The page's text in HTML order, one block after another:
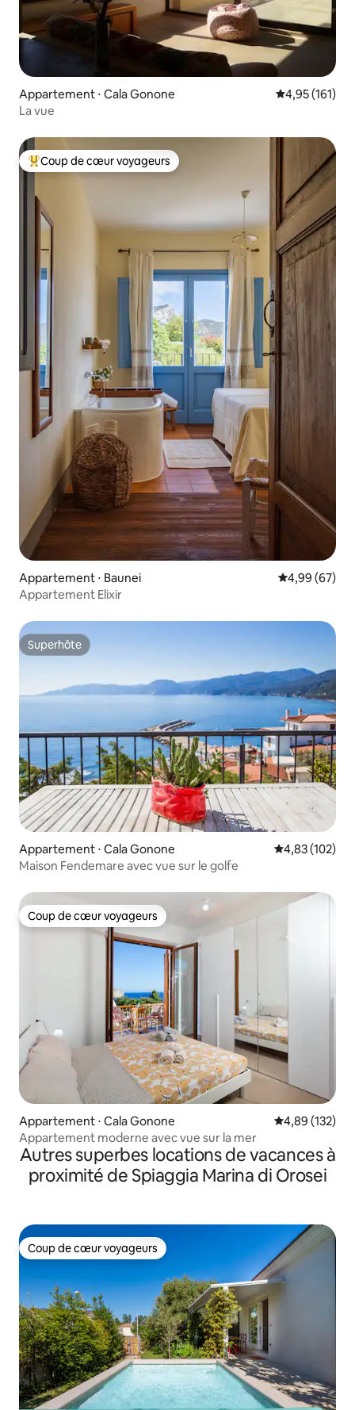
Appartement ⋅ Cala Gonone Évaluation
4,95 (161)
La vue
Coups de cœur voyageurs les plus appréciés
Coup de cœur voyageurs
Appartement ⋅ Baunei Évaluation
4,99 (67)
Appartement Elixir
Superhôte
Superhôte
Appartement ⋅ Cala Gonone Évaluation
4,83 (102)
Maison Fendemare avec vue sur le golfe
Coup de cœur voyageurs
Coup de cœur voyageurs
Appartement ⋅ Cala Gonone Évaluation
4,89 (132)
Appartement moderne avec vue sur la mer
Autres superbes locations de vacances à
proximité de Spiaggia Marina di Orosei
Coup de cœur voyageurs
Coup de cœur voyageurs